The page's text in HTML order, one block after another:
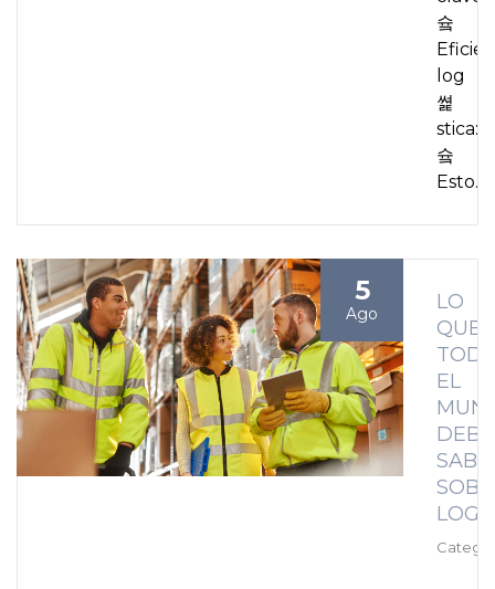
슠
log
쎭
stica:
슠
Esto…
5
Ago
LO
QUE
EL